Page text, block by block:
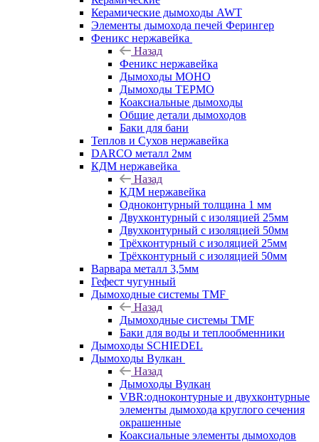
Керамические дымоходы AWT
Элементы дымохода печей Ферингер
Феникс нержавейка
Назад
Феникс нержавейка
Дымоходы МОНО
Дымоходы ТЕРМО
Коаксиальные дымоходы
Общие детали дымоходов
Баки для бани
Теплов и Сухов нержавейка
DARCO металл 2мм
КДМ нержавейка
Назад
КДМ нержавейка
Одноконтурный толщина 1 мм
Двухконтурный с изоляцией 25мм
Двухконтурный с изоляцией 50мм
Трёхконтурный с изоляцией 25мм
Трёхконтурный с изоляцией 50мм
Варвара металл 3,5мм
Гефест чугунный
Дымоходные системы TMF
Назад
Дымоходные системы TMF
Баки для воды и теплообменники
Дымоходы SCHIEDEL
Дымоходы Вулкан
Назад
Дымоходы Вулкан
VBR:одноконтурные и двухконтурные
элементы дымохода круглого сечения
окрашенные
Коаксиальные элементы дымоходов